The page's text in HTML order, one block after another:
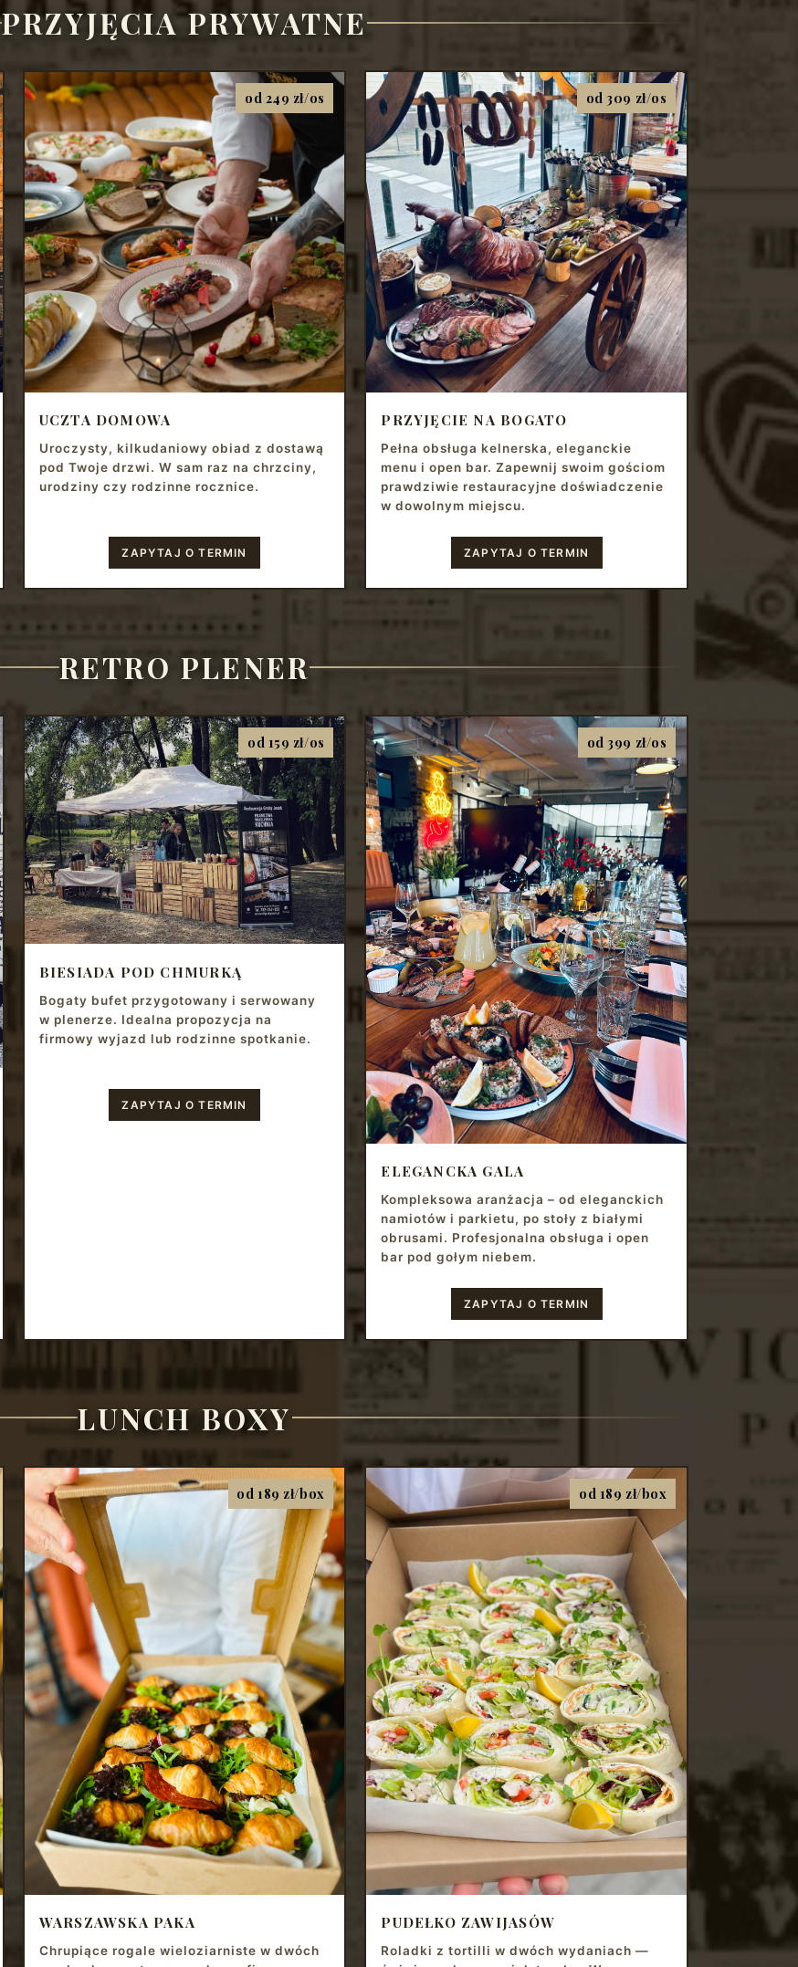
PRZYJĘCIA PRYWATNE
od 249 zł/os
UCZTA DOMOWA
Uroczysty, kilkudaniowy obiad z dostawą
pod Twoje drzwi. W sam raz na chrzciny,
urodziny czy rodzinne rocznice.
ZAPYTAJ O TERMIN
od 309 zł/os
PRZYJĘCIE NA BOGATO
Pełna obsługa kelnerska, eleganckie
menu i open bar. Zapewnij swoim gościom
prawdziwie restauracyjne doświadczenie
w dowolnym miejscu.
ZAPYTAJ O TERMIN
RETRO PLENER
od 159 zł/os
BIESIADA POD CHMURKĄ
Bogaty bufet przygotowany i serwowany
w plenerze. Idealna propozycja na
firmowy wyjazd lub rodzinne spotkanie.
ZAPYTAJ O TERMIN
od 399 zł/os
ELEGANCKA GALA
Kompleksowa aranżacja – od eleganckich
namiotów i parkietu, po stoły z białymi
obrusami. Profesjonalna obsługa i open
bar pod gołym niebem.
ZAPYTAJ O TERMIN
LUNCH BOXY
od 189 zł/box
WARSZAWSKA PAKA
Chrupiące rogale wieloziarniste w dwóch
od 189 zł/box
PUDEŁKO ZAWIJASÓW
Roladki z tortilli w dwóch wydaniach —